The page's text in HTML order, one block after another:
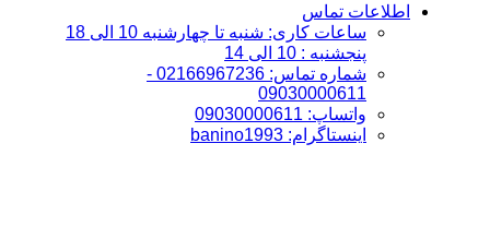
اطلاعات تماس
ساعات کاری: شنبه تا چهارشنبه 10 الی 18
پنجشنبه : 10 الی 14
شماره تماس: 02166967236 -
09030000611
واتساپ: 09030000611
اینستاگرام: banino1993